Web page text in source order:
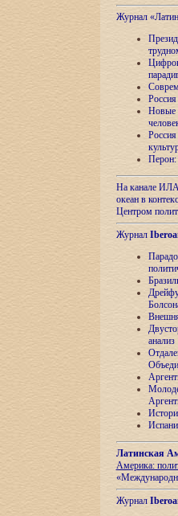
Журнал
Новые
Перон:
На канале
океан в
Центром
Журнал
анализ
Латинская
Америка:
Журнал